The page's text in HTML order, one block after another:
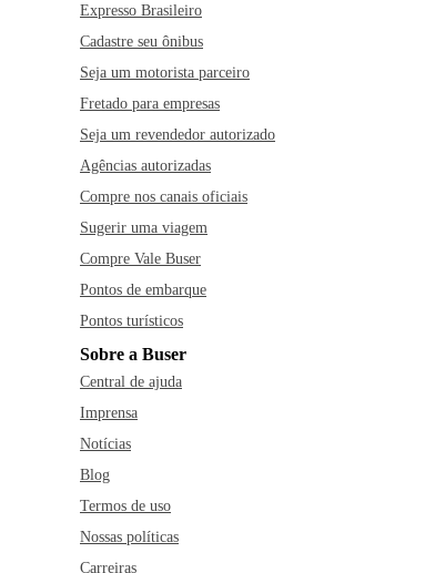
Expresso Brasileiro
Cadastre seu ônibus
Seja um motorista parceiro
Fretado para empresas
Seja um revendedor autorizado
Agências autorizadas
Compre nos canais oficiais
Sugerir uma viagem
Compre Vale Buser
Pontos de embarque
Pontos turísticos
Sobre a Buser
Central de ajuda
Imprensa
Notícias
Blog
Termos de uso
Nossas políticas
Carreiras